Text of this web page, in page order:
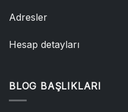
Adresler
Hesap detayları
BLOG BAŞLIKLARI